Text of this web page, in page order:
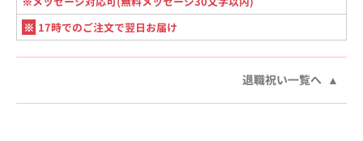
※ 17時でのご注文で翌日お届け
退職祝い一覧へ